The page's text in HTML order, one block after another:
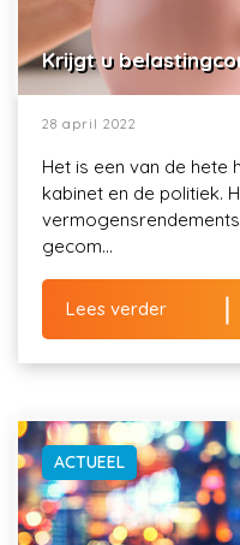
Krijgt u
28 april 2022
Het is een van de hete
kabinet en de politiek.
gecom...
Lees verder
ACTUEEL